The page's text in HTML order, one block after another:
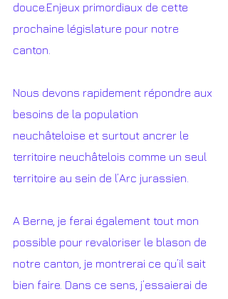
douce.Enjeux primordiaux de cette
prochaine législature pour notre
canton.
Nous devons rapidement répondre aux
besoins de la population
neuchâteloise et surtout ancrer le
territoire neuchâtelois comme un seul
territoire au sein de l’Arc jurassien.
A Berne, je ferai également tout mon
possible pour revaloriser le blason de
notre canton, je montrerai ce qu’il sait
bien faire. Dans ce sens, j’essaierai de